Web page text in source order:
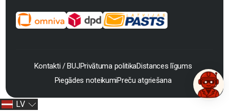
Kontakti / BUJPrivātuma politikaDistances līgums
Piegādes noteikumiPreču atgriešana
LV